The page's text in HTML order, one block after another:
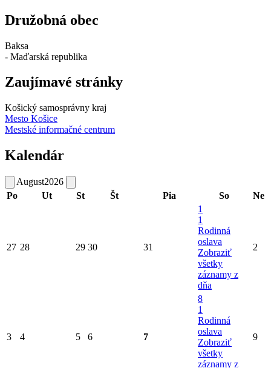
Družobná obec
Baksa
- Maďarská republika
Zaujímavé stránky
Košický samosprávny kraj
Mesto Košice
Mestské informačné centrum
Kalendár
August2026
Po
Ut St Št Pia So Ne
27 28 29 30 31
1
1
Rodinná
oslava
Zobraziť
všetky
záznamy z
dňa
2
3 4 5 6 7
8
1
Rodinná
oslava
Zobraziť
všetky
záznamy z
9